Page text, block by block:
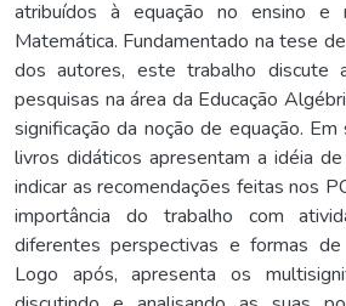
atribuídos à equação no ensino e
Matemática. Fundamentado na tese
dos autores, este trabalho discute
pesquisas na área da Educação
significação da noção de equação. Em
livros didáticos apresentam a idéia
indicar as recomendações feitas nos
importância do trabalho com
diferentes perspectivas e formas
Logo após, apresenta os